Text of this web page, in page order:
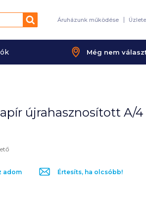
Keresés Áruházunk működése
Még nem
újrahasznosított A/4
adom Értesíts, ha olcsóbb!